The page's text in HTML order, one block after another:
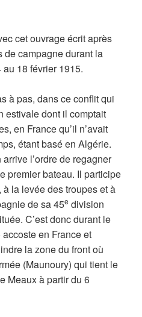
cet ouvrage écrit après
de campagne durant la
18 février 1915.
à pas, dans ce conflit qui
estivale dont il comptait
en France qu’il n’avait
étant basé en Algérie.
l’ordre de regagner
premier bateau. Il participe
la levée des troupes et à
de sa 45e division
C’est donc durant le
en France et
la zone du front où
(Maunoury) qui tient le
Meaux à partir du 6